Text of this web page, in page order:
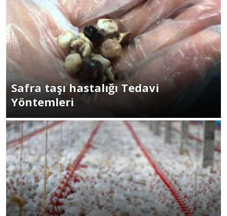
Safra taşı hastalığı Tedavi
Yöntemleri